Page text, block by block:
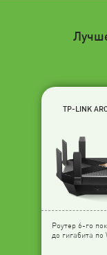
TP-LINK
Роутер 6-го
до гигабита по